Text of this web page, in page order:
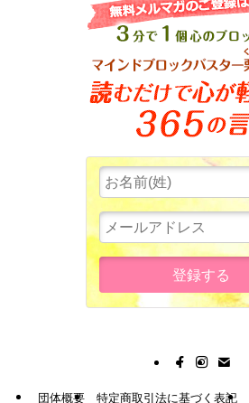
団体概要 特定商取引法に基づく表記